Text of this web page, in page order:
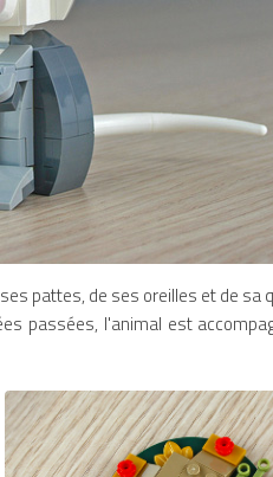
pattes, de ses oreilles et de sa
passées, l'animal est